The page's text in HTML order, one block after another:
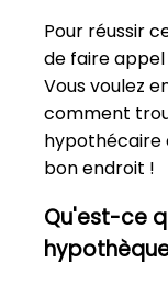
Pour réussir
de faire
Vous voulez
comment
hypothécaire
bon endroit !
Qu'est-ce